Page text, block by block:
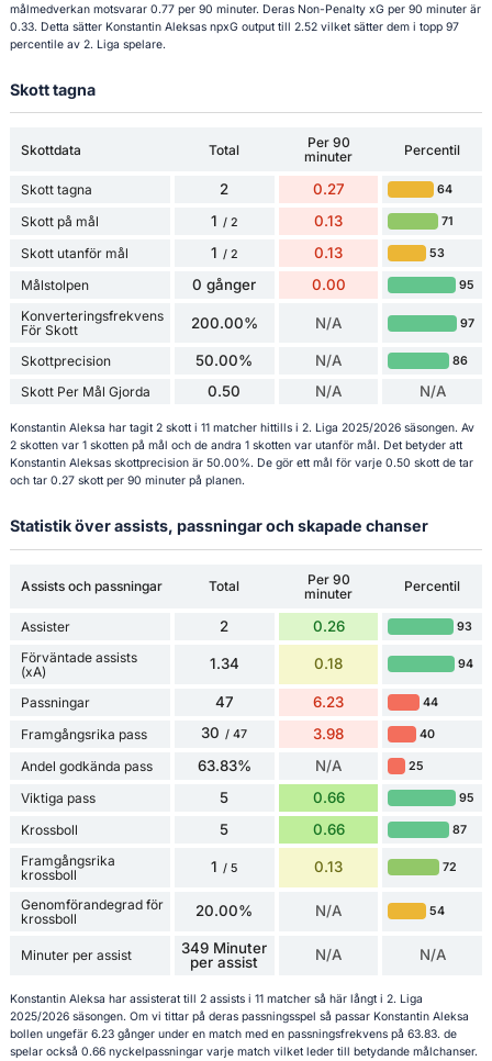
målmedverkan motsvarar 0.77 per 90 minuter. Deras Non-Penalty xG per 90 minuter är
0.33. Detta sätter Konstantin Aleksas npxG output till 2.52 vilket sätter dem i topp 97
percentile av 2. Liga spelare.
Skott tagna
Skottdata Total
Per 90
minuter
Percentil
Skott tagna 2 0.27 64
Skott på mål 1 / 2 0.13 71
Skott utanför mål 1 / 2 0.13 53
Målstolpen 0 gånger 0.00 95
Konverteringsfrekvens
För Skott
200.00% N/A 97
Skottprecision 50.00% N/A 86
Skott Per Mål Gjorda 0.50 N/A N/A
Konstantin Aleksa har tagit 2 skott i 11 matcher hittills i 2. Liga 2025/2026 säsongen. Av
2 skotten var 1 skotten på mål och de andra 1 skotten var utanför mål. Det betyder att
Konstantin Aleksas skottprecision är 50.00%. De gör ett mål för varje 0.50 skott de tar
och tar 0.27 skott per 90 minuter på planen.
Statistik över assists, passningar och skapade chanser
Assists och passningar Total
Per 90
minuter
Percentil
Assister 2 0.26 93
Förväntade assists
(xA)
1.34 0.18 94
Passningar 47 6.23 44
Framgångsrika pass 30 / 47 3.98 40
Andel godkända pass 63.83% N/A 25
Viktiga pass 5 0.66 95
Krossboll 5 0.66 87
Framgångsrika
krossboll
1 / 5 0.13 72
Genomförandegrad för
krossboll
20.00% N/A 54
Minuter per assist
349 Minuter
per assist
N/A N/A
Konstantin Aleksa har assisterat till 2 assists i 11 matcher så här långt i 2. Liga
2025/2026 säsongen. Om vi tittar på deras passningsspel så passar Konstantin Aleksa
bollen ungefär 6.23 gånger under en match med en passningsfrekvens på 63.83. de
spelar också 0.66 nyckelpassningar varje match vilket leder till betydande målchanser.